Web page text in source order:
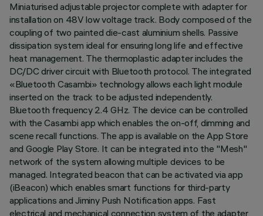
Miniaturised adjustable projector complete with adapter for
installation on 48V low voltage track. Body composed of the
coupling of two painted die-cast aluminium shells. Passive
dissipation system ideal for ensuring long life and effective
heat management. The thermoplastic adapter includes the
DC/DC driver circuit with Bluetooth protocol. The integrated
«Bluetooth Casambi» technology allows each light module
inserted on the track to be adjusted independently.
Bluetooth frequency 2.4 GHz. The device can be controlled
with the Casambi app which enables the on-off, dimming and
scene recall functions. The app is available on the App Store
and Google Play Store. It can be integrated into the "Mesh"
network of the system allowing multiple devices to be
managed. Integrated beacon that can be activated via app
(iBeacon) which enables smart functions for third-party
applications and Jiminy Push Notification apps. Fast
electrical and mechanical connection system of the adapter